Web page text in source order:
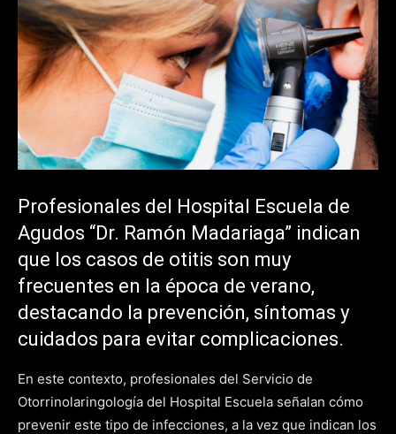
Profesionales del Hospital Escuela de
Agudos “Dr. Ramón Madariaga” indican
que los casos de otitis son muy
frecuentes en la época de verano,
destacando la prevención, síntomas y
cuidados para evitar complicaciones.
En este contexto, profesionales del Servicio de
Otorrinolaringología del Hospital Escuela señalan cómo
prevenir este tipo de infecciones, a la vez que indican los